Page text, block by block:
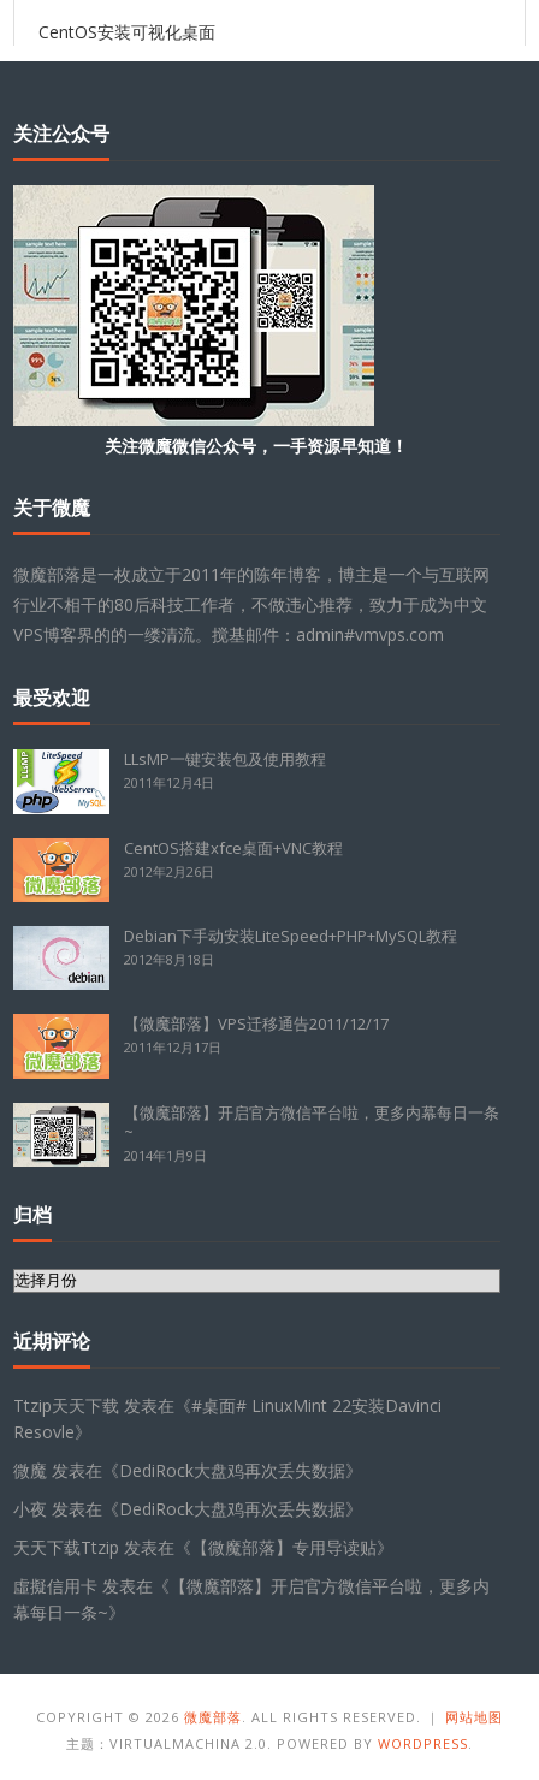
CentOS安装可视化桌面
关注公众号
关注微魔微信公众号，一手资源早知道！
关于微魔
微魔部落是一枚成立于2011年的陈年博客，博主是一个与互联网
行业不相干的80后科技工作者，不做违心推荐，致力于成为中文
VPS博客界的的一缕清流。搅基邮件：admin#vmvps.com
最受欢迎
LLsMP一键安装包及使用教程
2011年12月4日
CentOS搭建xfce桌面+VNC教程
2012年2月26日
Debian下手动安装LiteSpeed+PHP+MySQL教程
2012年8月18日
【微魔部落】VPS迁移通告2011/12/17
2011年12月17日
【微魔部落】开启官方微信平台啦，更多内幕每日一条
~
2014年1月9日
归档
归
近期评论
Ttzip天天下载 发表在《#桌面# LinuxMint 22安装Davinci
Resovle》
微魔 发表在《DediRock大盘鸡再次丢失数据》
小夜 发表在《DediRock大盘鸡再次丢失数据》
天天下载Ttzip 发表在《 【微魔部落】专用导读贴》
虛擬信用卡 发表在《 【微魔部落】开启官方微信平台啦，更多内
幕每日一条~》
COPYRIGHT © 2026 微魔部落. ALL RIGHTS RESERVED. ｜ 网站地图
主题：VIRTUALMACHINA 2.0. POWERED BY WORDPRESS.